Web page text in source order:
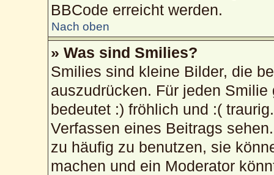
BBCode erreicht werden.
Nach oben
» Was sind Smilies?
Smilies sind kleine Bilder, die
auszudrücken. Für jeden
bedeutet :) fröhlich und :(
Verfassen eines Beitrags
zu häufig zu benutzen, sie
machen und ein Moderator